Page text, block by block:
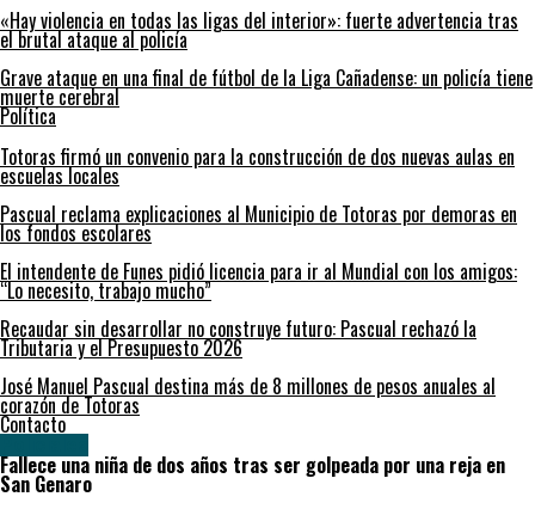
«Hay violencia en todas las ligas del interior»: fuerte advertencia tras
el brutal ataque al policía
Grave ataque en una final de fútbol de la Liga Cañadense: un policía tiene
muerte cerebral
Política
Totoras firmó un convenio para la construcción de dos nuevas aulas en
escuelas locales
Pascual reclama explicaciones al Municipio de Totoras por demoras en
los fondos escolares
El intendente de Funes pidió licencia para ir al Mundial con los amigos:
“Lo necesito, trabajo mucho”
Recaudar sin desarrollar no construye futuro: Pascual rechazó la
Tributaria y el Presupuesto 2026
José Manuel Pascual destina más de 8 millones de pesos anuales al
corazón de Totoras
Contacto
Fallece una niña de dos años tras ser golpeada por una reja en
San Genaro